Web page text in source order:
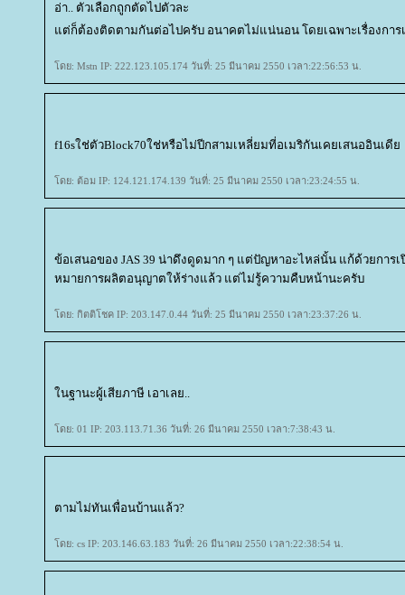
อ่า.. ตัวเลือกถูกตัดไปตัวละ
ต่ก็ต้องติดตามกันต่อไปครับ อนาคตไม่แน่นอน โดยเฉพาะเรื่องการ
ดย: Mstn IP: 222.123.105.174 วันที่: 25 มีนาคม 2550 เวลา:22:56:53 น.
f16sใช่ตัวBlock70ใช่หรือไม่ปีกสามเหลี่ยมที่อเมริกันเคยเสนออินเดี
ดย: ต้อม IP: 124.121.174.139 วันที่: 25 มีนาคม 2550 เวลา:23:24:55 น.
ข้อเสนอของ JAS 39 น่าดึงดูดมาก ๆ แต่ปัญหาอะไหล่นั้น แก้ด้วยการ
หมายการผลิตอนุญาตให้ร่างแล้ว แต่ไม่รู้ความคืบหน้านะครับ
ดย: กิตติโชค IP: 203.147.0.44 วันที่: 25 มีนาคม 2550 เวลา:23:37:26 น.
นฐานะผู้เสียภาษี เอาเลย..
ดย: 01 IP: 203.113.71.36 วันที่: 26 มีนาคม 2550 เวลา:7:38:43 น.
ตามไม่ทันเพื่อนบ้านแล้ว?
ดย: cs IP: 203.146.63.183 วันที่: 26 มีนาคม 2550 เวลา:22:38:54 น.